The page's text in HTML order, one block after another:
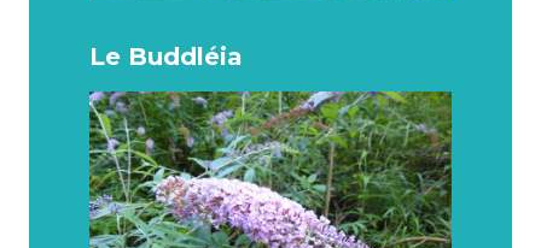
Le Buddléia